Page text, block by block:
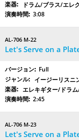
ドラム/ブラス/エレ
3:08
AL-706 M-22
Let's Serve on a
Full
イージーリスニ
エレキギター/ドラ
2:45
AL-706 M-23
Let's Serve on a